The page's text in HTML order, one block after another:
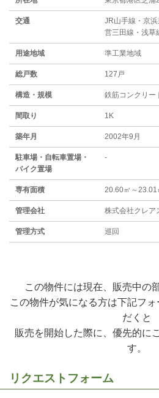
交通
JR山手線・京
営三田線・浅草
用途地域 準工業地域
総戸数 127戸
構造・規模 鉄筋コンクリー
間取り 1K
築年月 2002年9月
駐⾞場・⾃転⾞置場・
バイク置場
-
専有面積 20.60㎡～23.01
管理会社 株式会社クレア
管理方式 巡回
この物件には現在、販売中の
この物件が気になる方は下記フ
だくと
販売を開始した際に、優先的に
す。
リクエストフォーム